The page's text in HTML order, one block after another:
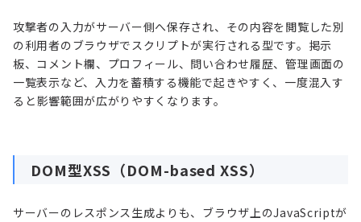
攻撃者の入力がサーバー側へ保存され、その内容を閲覧した別
の利用者のブラウザでスクリプトが実行される型です。掲示
板、コメント欄、プロフィール、問い合わせ履歴、管理画面の
一覧表示など、入力を蓄積する機能で起きやすく、一度混入す
ると影響範囲が広がりやすくなります。
DOM型XSS（DOM-based XSS）
サーバーのレスポンス生成よりも、ブラウザ上のJavaScriptが